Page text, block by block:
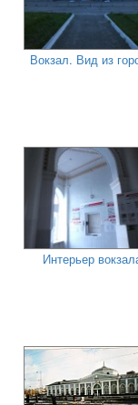
Вокзал. Вид из
Интерьер